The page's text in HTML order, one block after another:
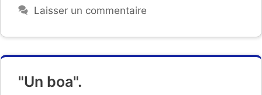
Laisser un commentaire
"Un boa".